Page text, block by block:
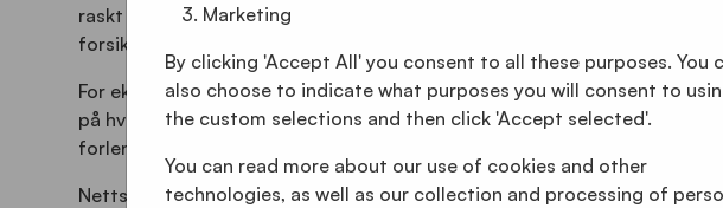
raskt tilpasse seg skiftende omstendigheter og etterspørsel. For å sikre at
forsikringsselskapets online-plattform samsvarer med selskapets
For eksempel er det nå mulig å enkelt søke etter en konsulent på
på hvor du befinner deg. I tillegg finnes all informasjon om forlengelse og
forlengelseshistorikk.
Nettstedet er også optimalisert i henhold til myndighetenes krav til
Marketing
By clicking 'Accept All' you consent to all these purposes. You
also choose to indicate what purposes you will consent to
the custom selections and then click 'Accept selected'.
You can read more about our use of cookies and other
technologies, as well as our collection and processing of